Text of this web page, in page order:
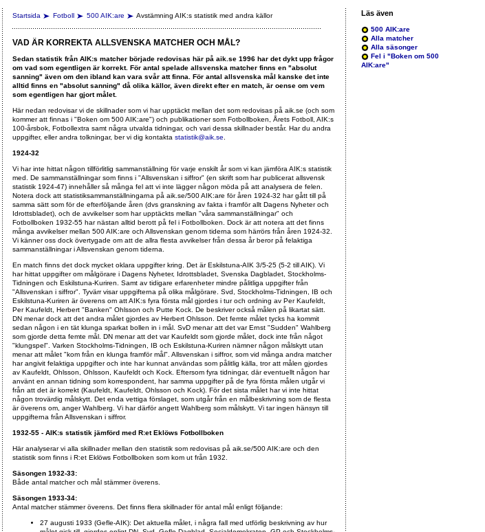
Startsida Fotboll 500 AIK:are Avstämning AIK:s statistik med andra källor
VAD ÄR KORREKTA ALLSVENSKA MATCHER OCH MÅL?
Sedan statistik från AIK:s matcher började redovisas här på aik.se 1996 har det dykt upp frågor
om vad som egentligen är korrekt. För antal spelade allsvenska matcher finns en "absolut
sanning" även om den ibland kan vara svår att finna. För antal allsvenska mål kanske det inte
alltid finns en "absolut sanning" då olika källor, även direkt efter en match, är oense om vem
som egentligen har gjort målet.
Här nedan redovisar vi de skillnader som vi har upptäckt mellan det som redovisas på aik.se (och som
kommer att finnas i "Boken om 500 AIK:are") och publikationer som Fotbollboken, Årets Fotboll, AIK:s
100-årsbok, Fotbollextra samt några utvalda tidningar, och vari dessa skillnader består. Har du andra
uppgifter, eller andra tolkningar, ber vi dig kontakta statistik@aik.se
1924-32
Vi har inte hittat någon tillförlitlig sammanställning för varje enskilt år som vi kan jämföra AIK:s statistik
med. De sammanställningar som finns i "Allsvenskan i siffror" (en skrift som har publicerat allsvensk
statistik 1924-47) innehåller så många fel att vi inte lägger någon möda på att analysera de felen.
Notera dock att statistiksammanställningarna på aik.se/500 AIK:are för åren 1924-32 har gått till på
samma sätt som för de efterföljande åren (dvs granskning av fakta i framför allt Dagens Nyheter och
Idrottsbladet), och de avvikelser som har upptäckts mellan "våra sammanställningar" och
Fotbollboken 1932-55 har nästan alltid berott på fel i Fotbollboken. Dock är att notera att det finns
många avvikelser mellan 500 AIK:are och Allsvenskan genom tiderna som härrörs från åren 1924-32.
Vi känner oss dock övertygade om att de allra flesta avvikelser från dessa år beror på felaktiga
sammanställningar i Allsvenskan genom tiderna.
En match finns det dock mycket oklara uppgifter kring. Det är Eskilstuna-AIK 3/5-25 (5-2 till AIK). Vi
har hittat uppgifter om målgörare i Dagens Nyheter, Idrottsbladet, Svenska Dagbladet, Stockholms-
Tidningen och Eskilstuna-Kuriren. Samt av tidigare erfarenheter mindre pålitliga uppgifter från
"Allsvenskan i siffror". Tyvärr visar uppgifterna på olika målgörare. Svd, Stockholms-Tidningen, IB och
Eskilstuna-Kuriren är överens om att AIK:s fyra första mål gjordes i tur och ordning av Per Kaufeldt,
Per Kaufeldt, Herbert "Banken" Ohlsson och Putte Kock. De beskriver också målen på likartat sätt.
DN menar dock att det andra målet gjordes av Herbert Ohlsson. Det femte målet tycks ha kommit
sedan någon i en tät klunga sparkat bollen in i mål. SvD menar att det var Ernst "Sudden" Wahlberg
som gjorde detta femte mål. DN menar att det var Kaufeldt som gjorde målet, dock inte från något
"klungspel". Varken Stockholms-Tidningen, IB och Eskilstuna-Kuriren nämner någon målskytt utan
menar att målet "kom från en klunga framför mål". Allsvenskan i siffror, som vid många andra matcher
har angivit felaktiga uppgifter och inte har kunnat användas som pålitlig källa, tror att målen gjordes
av Kaufeldt, Ohlsson, Ohlsson, Kaufeldt och Kock. Eftersom fyra tidningar, där eventuellt någon har
använt en annan tidning som korrespondent, har samma uppgifter på de fyra första målen utgår vi
från att det är korrekt (Kaufeldt, Kaufeldt, Ohlsson och Kock). För det sista målet har vi inte hittat
någon trovärdig målskytt. Det enda vettiga förslaget, som utgår från en målbeskrivning som de flesta
är överens om, anger Wahlberg. Vi har därför angett Wahlberg som målskytt. Vi tar ingen hänsyn till
uppgifterna från Allsvenskan i siffror.
1932-55 - AIK:s statistik jämförd med R:et Eklöws Fotbollboken
Här analyserar vi alla skillnader mellan den statistik som redovisas på aik.se/500 AIK:are och den
statistik som finns i R:et Eklöws Fotbollboken som kom ut från 1932.
Säsongen 1932-33:
Både antal matcher och mål stämmer överens.
Säsongen 1933-34:
Antal matcher stämmer överens. Det finns flera skillnader för antal mål enligt följande:
27 augusti 1933 (Gefle-AIK): Det aktuella målet, i några fall med utförlig beskrivning av hur
Läs även
500 AIK:are
Alla matcher
Alla säsonger
Fel i "Boken om 500
AIK:are"